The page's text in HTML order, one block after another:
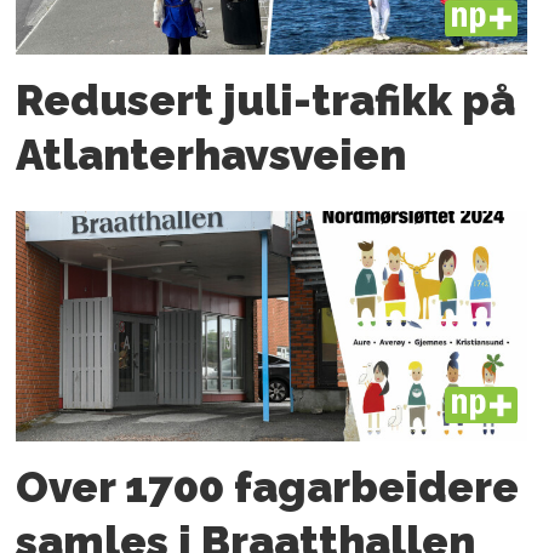
PLUS
Redusert juli-trafikk på
Atlanter­havsveien
PLUS
Over 1700 fagarbeidere
samles i Braatthallen